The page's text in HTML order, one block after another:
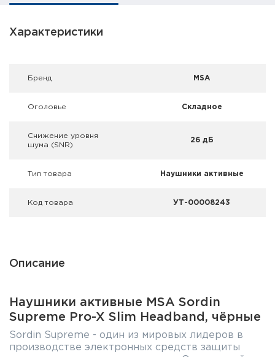
Фальшпатроны
Холодная пристрелка оружия
Сигнальные средства
Дартс
Аксессуары
Характеристики
Брeнд MSA
Оголовье Складное
Снижение уровня
шума (SNR)
26 дБ
Тип товара Наушники активные
Код товара УТ-00008243
Описание
Наушники активные MSA Sordin
Supreme Pro-X Slim Headband, чёрные
Sordin Supreme - один из мировых лидеров в
производстве электронных средств защиты